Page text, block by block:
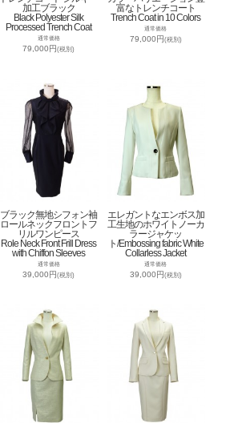
加工ブラック
Black Polyester Silk
Processed Trench Coat
通常価格
79,000円(税別)
富なトレンチコート
Trench Coat in 10 Colors
通常価格
79,000円(税別)
ブラック無地シフォン袖
ロールネックフロントフ
リルワンピース
Role Neck Front Frill Dress
with Chiffon Sleeves
通常価格
39,000円(税別)
エレガントなエンボス加
工生地のホワイトノーカ
ラージャケッ
ト/Embossing fabric White
Collarless Jacket
通常価格
39,000円(税別)